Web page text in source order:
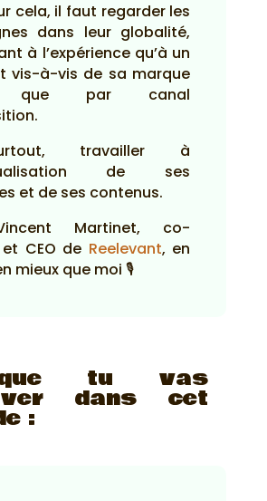
cela, il faut regarder les
dans leur globalité,
à l’expérience qu’à un
vis-à-vis de sa marque
que par canal
travailler à
de ses
et de ses contenus.
Martinet, co-
CEO de Reelevant, en
mieux que moi 🎙️
tu vas
dans cet
: